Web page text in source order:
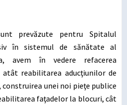
prevăzute pentru Spitalul
în sistemul de sănătate al
avem în vedere refacerea
reabilitarea aducţiunilor de
unei noi pieţe publice
faţadelor la blocuri, cât